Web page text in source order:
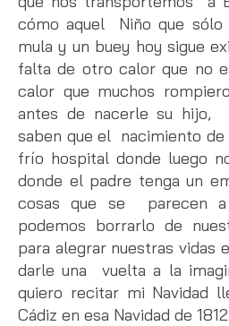
cómo aquel Niño que
mula y un buey hoy sigue
falta de otro calor que no
calor que muchos
antes de nacerle su hijo,
saben que el nacimiento de
frío hospital donde luego
donde el padre tenga un
cosas que se parecen
podemos borrarlo de
para alegrar nuestras vidas
darle una vuelta a la
quiero recitar mi Navidad
Cádiz en esa Navidad de